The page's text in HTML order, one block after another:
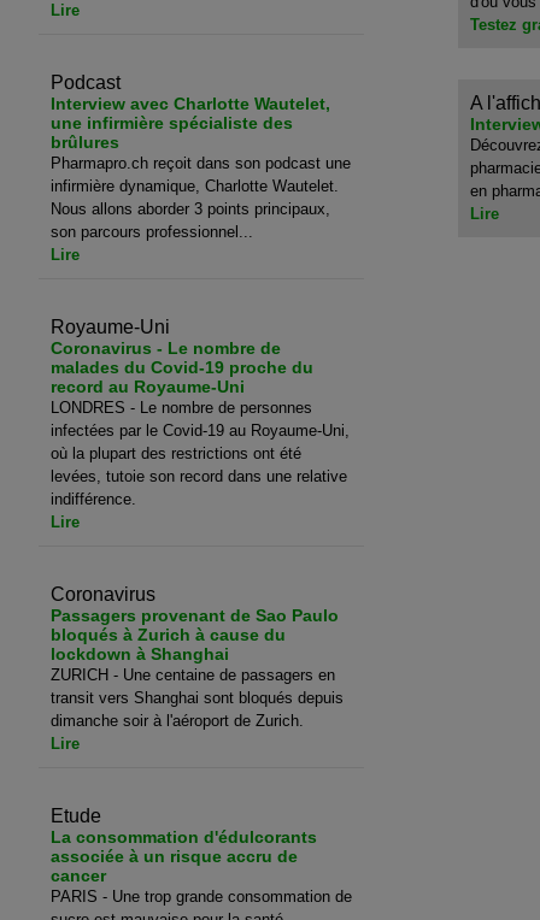
Lire
Podcast
Interview avec Charlotte Wautelet,
une infirmière spécialiste des
brûlures
Pharmapro.ch reçoit dans son podcast une
infirmière dynamique, Charlotte Wautelet.
Nous allons aborder 3 points principaux,
son parcours professionnel...
Lire
Royaume-Uni
Coronavirus - Le nombre de
malades du Covid-19 proche du
record au Royaume-Uni
LONDRES - Le nombre de personnes
infectées par le Covid-19 au Royaume-Uni,
où la plupart des restrictions ont été
levées, tutoie son record dans une relative
indifférence.
Lire
Coronavirus
Passagers provenant de Sao Paulo
bloqués à Zurich à cause du
lockdown à Shanghai
ZURICH - Une centaine de passagers en
transit vers Shanghai sont bloqués depuis
dimanche soir à l'aéroport de Zurich.
Lire
Etude
La consommation d'édulcorants
associée à un risque accru de
cancer
PARIS - Une trop grande consommation de
Testez
A
en
Lire